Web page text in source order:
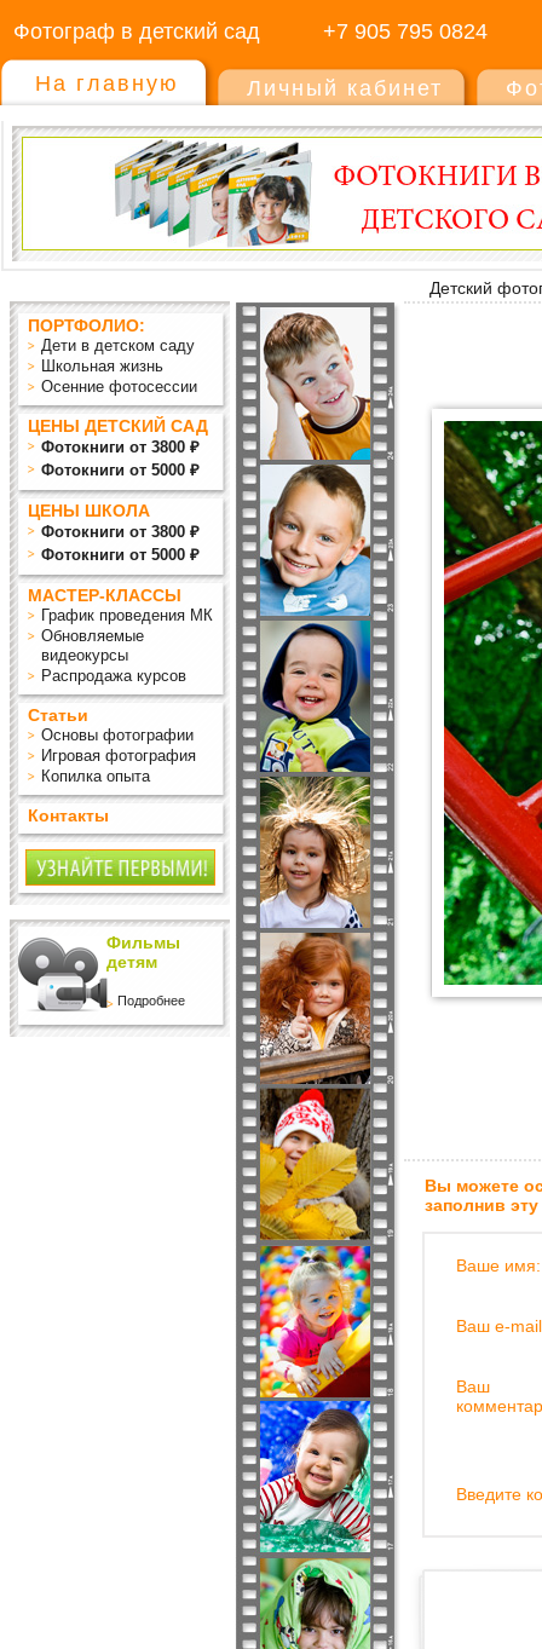
Фотограф в детский сад +7 905 795 0824
На главную Личный кабинет
Детский
ПОРТФОЛИО:
Дети в детском саду
Школьная жизнь
Осенние фотосессии
ЦЕНЫ ДЕТСКИЙ САД
Фотокниги от 3800 ₽
Фотокниги от 5000 ₽
ЦЕНЫ ШКОЛА
Фотокниги от 3800 ₽
Фотокниги от 5000 ₽
МАСТЕР-КЛАССЫ
График проведения МК
Обновляемые
видеокурсы
Распродажа курсов
Статьи
Основы фотографии
Игровая фотография
Копилка опыта
Контакты
Фильмы
детям
Подробнее
Вы можете
заполнив
Ваше имя:
Ваш e-
Ваш
Введите